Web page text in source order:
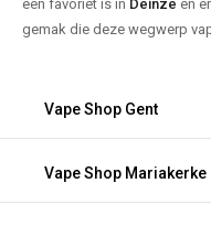
een favoriet is in Deinze en
gemak die deze wegwerp
Vape Shop Gent
Vape Shop Mariakerke